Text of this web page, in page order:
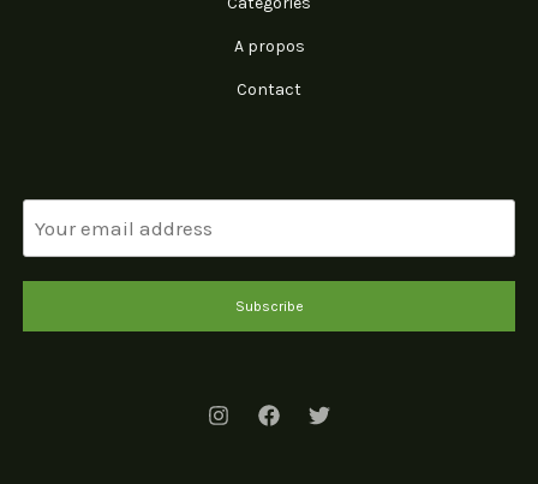
A propos
Contact
Subscribe